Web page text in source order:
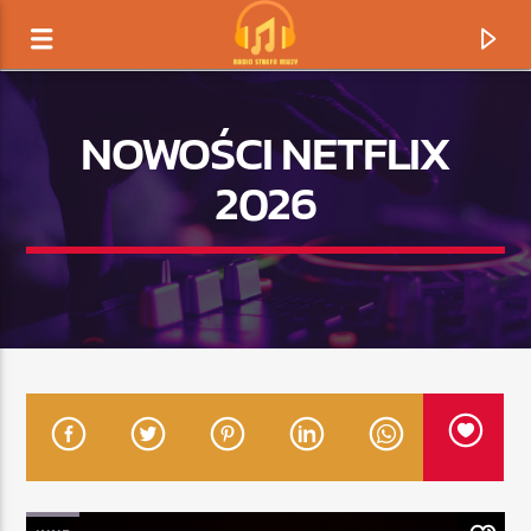
TERAZ GRAMY
TYTUŁ
ARTYSTA
NOWOŚCI NETFLIX
2026